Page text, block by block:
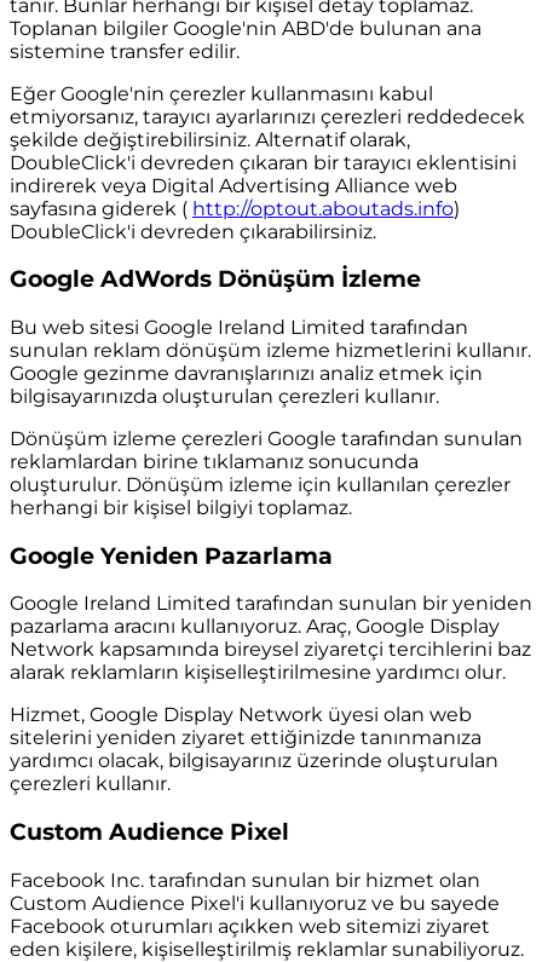
tanır. Bunlar herhangi bir kişisel detay toplamaz.
Toplanan bilgiler Google'nin ABD'de bulunan ana
sistemine transfer edilir.
Eğer Google'nin çerezler kullanmasını kabul
etmiyorsanız, tarayıcı ayarlarınızı çerezleri reddedecek
şekilde değiştirebilirsiniz. Alternatif olarak,
DoubleClick'i devreden çıkaran bir tarayıcı eklentisini
indirerek veya Digital Advertising Alliance web
sayfasına giderek ( http://optout.aboutads.info)
DoubleClick'i devreden çıkarabilirsiniz.
Google AdWords Dönüşüm İzleme
Bu web sitesi Google Ireland Limited tarafından
sunulan reklam dönüşüm izleme hizmetlerini kullanır.
Google gezinme davranışlarınızı analiz etmek için
bilgisayarınızda oluşturulan çerezleri kullanır.
Dönüşüm izleme çerezleri Google tarafından sunulan
reklamlardan birine tıklamanız sonucunda
oluşturulur. Dönüşüm izleme için kullanılan çerezler
herhangi bir kişisel bilgiyi toplamaz.
Google Yeniden Pazarlama
Google Ireland Limited tarafından sunulan bir yeniden
pazarlama aracını kullanıyoruz. Araç, Google Display
Network kapsamında bireysel ziyaretçi tercihlerini baz
alarak reklamların kişiselleştirilmesine yardımcı olur.
Hizmet, Google Display Network üyesi olan web
sitelerini yeniden ziyaret ettiğinizde tanınmanıza
yardımcı olacak, bilgisayarınız üzerinde oluşturulan
çerezleri kullanır.
Custom Audience Pixel
Facebook Inc. tarafından sunulan bir hizmet olan
Custom Audience Pixel'i kullanıyoruz ve bu sayede
Facebook oturumları açıkken web sitemizi ziyaret
eden kişilere, kişiselleştirilmiş reklamlar sunabiliyoruz.